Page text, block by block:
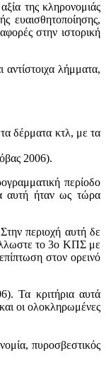
της κληρονομιάς
ευαισθητοποίησης,
στην ιστορική
λήμματα,
δέρματα κτλ, με τα
2006).
περίοδο
αυτή ήταν ως τώρα
περιοχή αυτή δε
το 3ο ΚΠΣ με
στον ορεινό
Τα κριτήρια αυτά
οι ολοκληρωμένες
πυροσβεστικός